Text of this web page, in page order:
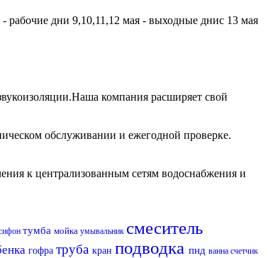
дни 9,10,11,12 мая - выходные днис 13 мая
компания расширяет свой
обслуживании и ежегодной проверке.
к централизованным сетям водоснабжения и
тумба мойка умывальник смеситель
гофра труба кран подводка пнд ванна счетчик